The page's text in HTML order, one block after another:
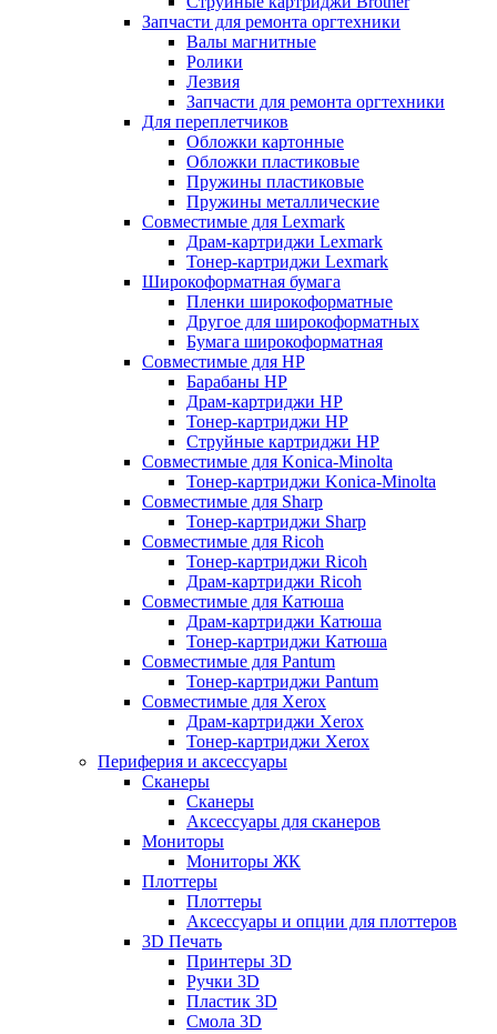
Запчасти для ремонта оргтехники
Валы магнитные
Ролики
Лезвия
Запчасти для ремонта оргтехники
Для переплетчиков
Обложки картонные
Обложки пластиковые
Пружины пластиковые
Пружины металлические
Совместимые для Lexmark
Драм-картриджи Lexmark
Тонер-картриджи Lexmark
Широкоформатная бумага
Пленки широкоформатные
Другое для широкоформатных
Бумага широкоформатная
Совместимые для HP
Барабаны HP
Драм-картриджи HP
Тонер-картриджи HP
Струйные картриджи HP
Совместимые для Konica-Minolta
Тонер-картриджи Konica-Minolta
Совместимые для Sharp
Тонер-картриджи Sharp
Совместимые для Ricoh
Тонер-картриджи Ricoh
Драм-картриджи Ricoh
Совместимые для Катюша
Драм-картриджи Катюша
Тонер-картриджи Катюша
Совместимые для Pantum
Тонер-картриджи Pantum
Совместимые для Xerox
Драм-картриджи Xerox
Тонер-картриджи Xerox
Периферия и аксессуары
Сканеры
Сканеры
Аксессуары для сканеров
Мониторы
Мониторы ЖК
Плоттеры
Плоттеры
Аксессуары и опции для плоттеров
3D Печать
Принтеры 3D
Ручки 3D
Пластик 3D
Смола 3D